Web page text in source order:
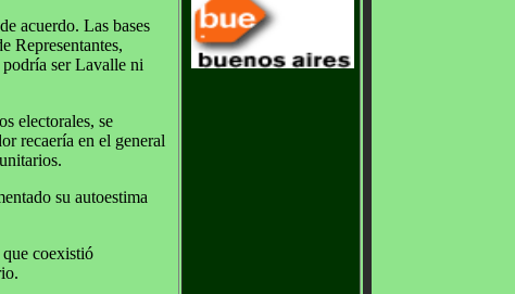
acuerdo. Las bases
Representantes,
ser Lavalle ni
electorales, se
recaería en el general
su autoestima
coexistió